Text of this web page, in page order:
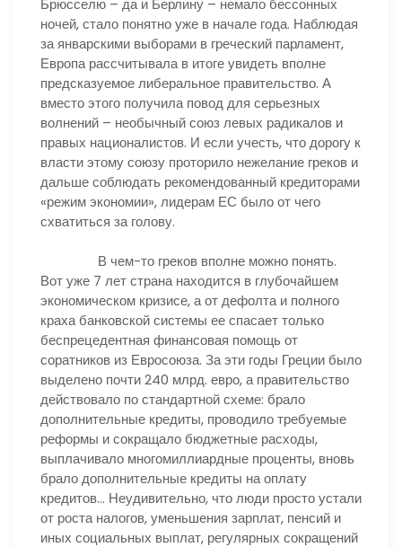
ночей, стало понятно уже в начале года. Наблюдая
за январскими выборами в греческий парламент,
Европа рассчитывала в итоге увидеть вполне
предсказуемое либеральное правительство. А
вместо этого получила повод для серьезных
волнений – необычный союз левых радикалов и
правых националистов. И если учесть, что дорогу к
власти этому союзу проторило нежелание греков и
дальше соблюдать рекомендованный кредиторами
«режим экономии», лидерам ЕС было от чего
схватиться за голову.
В чем-то греков вполне можно понять.
Вот уже 7 лет страна находится в глубочайшем
экономическом кризисе, а от дефолта и полного
краха банковской системы ее спасает только
беспрецедентная финансовая помощь от
соратников из Евросоюза. За эти годы Греции было
выделено почти 240 млрд. евро, а правительство
действовало по стандартной схеме: брало
дополнительные кредиты, проводило требуемые
реформы и сокращало бюджетные расходы,
выплачивало многомиллиардные проценты, вновь
брало дополнительные кредиты на оплату
кредитов… Неудивительно, что люди просто устали
от роста налогов, уменьшения зарплат, пенсий и
иных социальных выплат, регулярных сокращений